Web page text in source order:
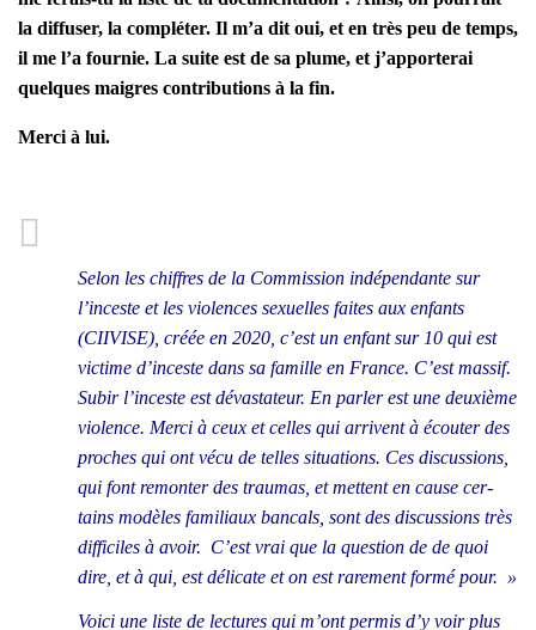
la dif­fu­ser, la com­plé­ter. Il m’a dit oui, et en très peu de temps,
il me l’a four­nie. La suite est de sa plume, et j’ap­por­te­rai
quelques maigres contri­bu­tions à la fin.
Mer­ci à lui.
Selon les chiffres de la Com­mis­sion indé­pen­dante sur
l’inceste et les vio­lences sexuelles faites aux enfants
(CIIVISE), créée en 2020, c’est un enfant sur 10 qui est
vic­time d’inceste dans sa famille en France. C’est mas­sif.
Subir l’in­ceste est dévas­ta­teur. En par­ler est une deuxième
vio­lence. Mer­ci à ceux et celles qui arrivent à écou­ter des
proches qui ont vécu de telles situa­tions. Ces dis­cus­sions,
qui font remon­ter des trau­mas, et mettent en cause cer­
tains modèles fami­liaux ban­cals, sont des dis­cus­sions très
dif­fi­ciles à avoir. C’est vrai que la ques­tion de de quoi
dire, et à qui, est déli­cate et on est rare­ment for­mé pour. »
Voi­ci une liste de lec­tures qui m’ont per­mis d’y voir plus